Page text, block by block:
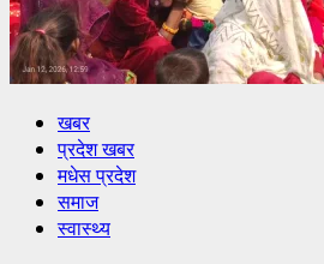
खबर
प्रदेश खबर
मधेस प्रदेश
समाज
स्वास्थ्य